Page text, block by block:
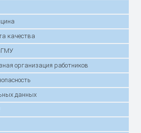
качества
организация работников
данных